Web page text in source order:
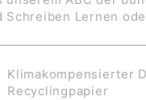
Schreiben Lernen
Klimakompensierter
Recyclingpapier